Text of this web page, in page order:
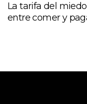
La tarifa del
entre comer y